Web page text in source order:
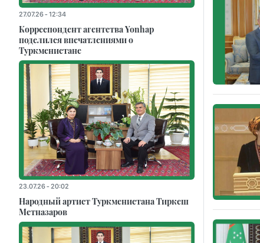
27.07.26 - 12:34
Корреспондент агентства Yonhap
поделился впечатлениями о
Туркменистане
23.07.26 - 20:02
Народный артист Туркменистана Тиркеш
Мeтназаров